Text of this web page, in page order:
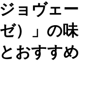
ョヴェー
）」の味
おすすめ